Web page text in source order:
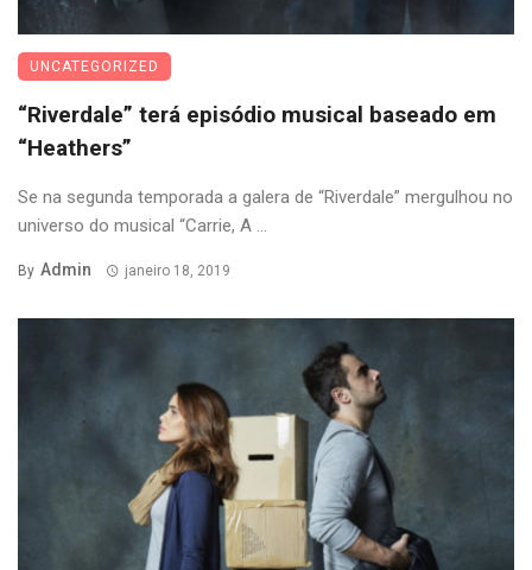
UNCATEGORIZED
“Riverdale” terá episódio musical baseado em
“Heathers”
Se na segunda temporada a galera de “Riverdale” mergulhou no
universo do musical “Carrie, A ...
By Admin janeiro 18, 2019